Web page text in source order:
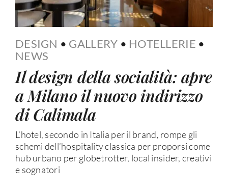
DESIGN • GALLERY • HOTELLERIE •
NEWS
Il design della socialità: apre
a Milano il nuovo indirizzo
di Calimala
L’hotel, secondo in Italia per il brand, rompe gli
schemi dell’hospitality classica per proporsi come
hub urbano per globetrotter, local insider, creativi
e sognatori